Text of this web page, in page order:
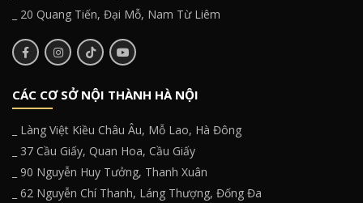
_ 20 Quang Tiến, Đại Mỗ, Nam Từ Liêm
CÁC CƠ SỞ NỘI THÀNH HÀ NỘI
_ Làng Việt Kiều Châu Âu, Mỗ Lao, Hà Đông
_ 37 Cầu Giấy, Quan Hoa, Cầu Giấy
_ 90 Nguyễn Huy Tưởng, Thanh Xuân
_ 62 Nguyễn Chí Thanh, Láng Thượng, Đống Đa